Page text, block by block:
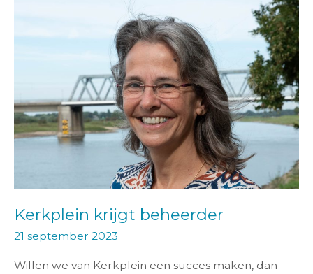
Kerkplein krijgt beheerder
21 september 2023
Willen we van Kerkplein een succes maken, dan